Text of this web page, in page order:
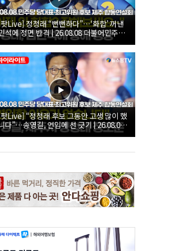
Live] 정청래 “뻔뻔하다”…‘화합’ 꺼낸
석에 정면 반격 | 26.08.08 더불어민주당
표·최고위원 후보 제주 합동연설회
청래 후보 그동안 고생 많이 했
”…송영길, 연임에 선 긋기 | 26.08.08
어민주당 당대표·최고위원 후보 제주 합